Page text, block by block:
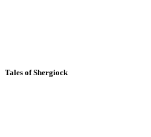
Tales of Shergiock